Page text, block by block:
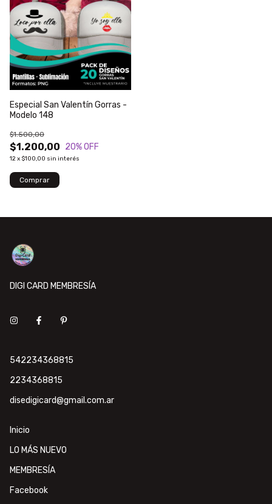
Especial San Valentín Gorras -
Modelo 148
$1.200,00
$1.500,00
20% OFF
12x $100,00 sin interés
DIGI CARD MEMBRESÍA
542234368815
2234368815
disedigicard@gmail.com.ar
Inicio
LO MÁS NUEVO
MEMBRESÍA
Facebook